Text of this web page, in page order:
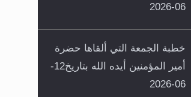
06-2026
خطبة الجمعة التي ألقاها حضرة
أمير المؤمنين أيده الله بتاريخ12-
06-2026